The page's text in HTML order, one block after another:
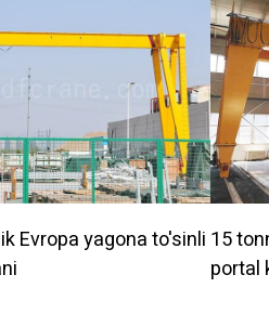
Evropa yagona to'sinli 15
portal